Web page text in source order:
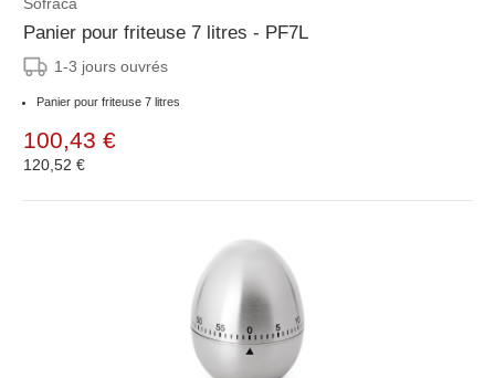
Sofraca
Panier pour friteuse 7 litres - PF7L
1-3 jours ouvrés
Panier pour friteuse 7 litres
100,43 €
120,52 €